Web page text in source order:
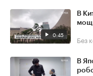
0:45
В
Без
В